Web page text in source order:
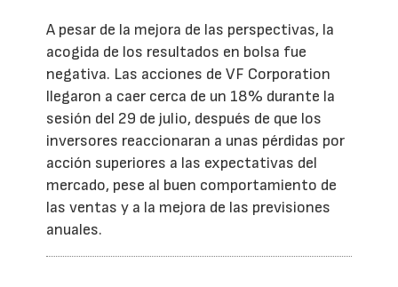
A pesar de la mejora de las perspectivas, la
acogida de los resultados en bolsa fue
negativa. Las acciones de VF Corporation
llegaron a caer cerca de un 18% durante la
sesión del 29 de julio, después de que los
inversores reaccionaran a unas pérdidas por
acción superiores a las expectativas del
mercado, pese al buen comportamiento de
las ventas y a la mejora de las previsiones
anuales.